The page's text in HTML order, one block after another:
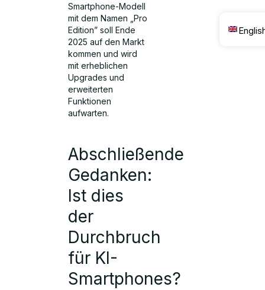
Smartphone-Modell
mit dem Namen „Pro
Edition” soll Ende
2025 auf den Markt
kommen und wird
mit erheblichen
Upgrades und
erweiterten
Funktionen
aufwarten.
Abschließende
Gedanken:
Ist dies
der
Durchbruch
für KI-
Smartphones?